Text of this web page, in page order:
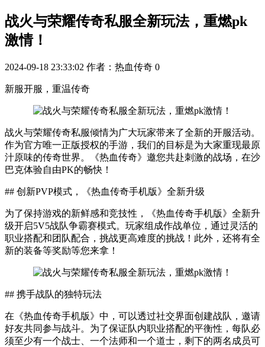
战火与荣耀传奇私服全新玩法，重燃pk
激情！
2024-09-18 23:33:02 作者：热血传奇 0
新服开服，重温传奇
战火与荣耀传奇私服倾情为广大玩家带来了全新的开服活动。
作为官方唯一正版授权的手游，我们的目标是为大家重现最原
汁原味的传奇世界。《热血传奇》邀您共赴刺激的战场，在沙
巴克体验自由PK的畅快！
## 创新PVP模式，《热血传奇手机版》全新升级
为了保持游戏的新鲜感和竞技性，《热血传奇手机版》全新升
级开启5V5战队争霸赛模式。玩家组成作战单位，通过灵活的
职业搭配和团队配合，挑战更高难度的挑战！此外，还将有全
新的装备等奖励等您来拿！
## 携手战队的独特玩法
在《热血传奇手机版》中，可以透过社交界面创建战队，邀请
好友共同参与战斗。为了保证队内职业搭配的平衡性，每队必
须至少有一个战士、一个法师和一个道士，剩下的两名成员可